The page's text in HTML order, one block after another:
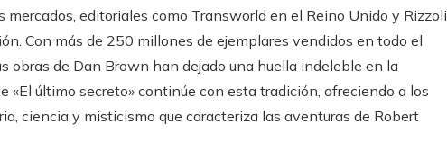
editoriales como Transworld en el Reino Unido y Rizzoli
Con más de 250 millones de ejemplares vendidos en todo el
obras de Dan Brown han dejado una huella indeleble en la
«El último secreto» continúe con esta tradición, ofreciendo a los
ciencia y misticismo que caracteriza las aventuras de Robert